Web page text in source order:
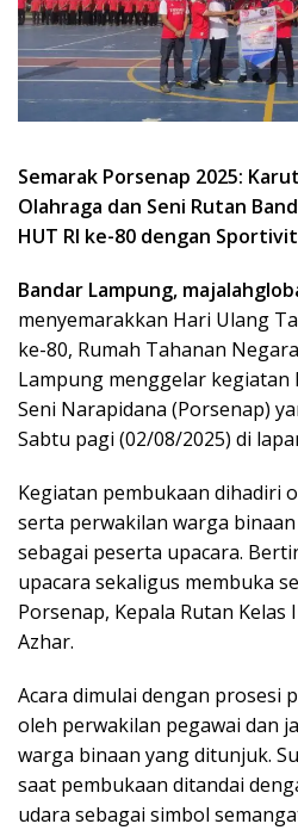
Semarak Porsenap 2025:
Olahraga dan Seni Rutan
HUT RI ke-80 dengan
Bandar Lampung,
menyemarakkan Hari Ulang
ke-80, Rumah Tahanan
Lampung menggelar kegiatan
Seni Narapidana (Porsenap)
Sabtu pagi (02/08/2025) di
Kegiatan pembukaan dihadiri
serta perwakilan warga
sebagai peserta upacara.
upacara sekaligus membuka
Porsenap, Kepala Rutan Kelas
Azhar.
Acara dimulai dengan prosesi
oleh perwakilan pegawai dan
warga binaan yang ditunjuk.
saat pembukaan ditandai
udara sebagai simbol